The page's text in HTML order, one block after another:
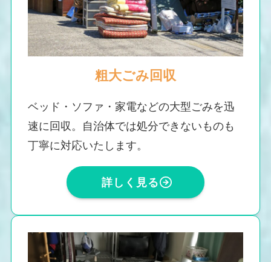
粗大ごみ回収
ベッド・ソファ・家電などの大型ごみを迅
速に回収。自治体では処分できないものも
丁寧に対応いたします。
詳しく見る